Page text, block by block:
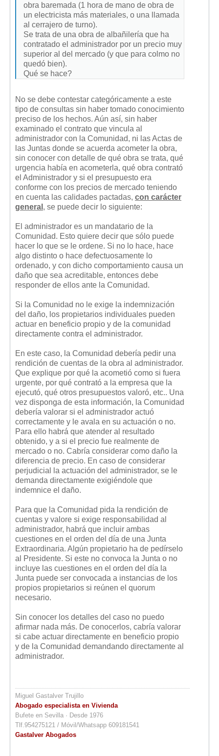
obra baremada (1 hora de mano de obra de
un electricista más materiales, o una llamada
al cerrajero de turno).
Se trata de una obra de albañilería que ha
contratado el administrador por un precio muy
superior al del mercado (y que para colmo no
quedó bien).
Qué se hace?
No se debe contestar categóricamente a este
tipo de consultas sin haber tomado conocimiento
preciso de los hechos. Aún así, sin haber
examinado el contrato que vincula al
administrador con la Comunidad, ni las Actas de
las Juntas donde se acuerda acometer la obra,
sin conocer con detalle de qué obra se trata, qué
urgencia había en acometerla, qué obra contrató
el Administrador y si el presupuesto era
conforme con los precios de mercado teniendo
en cuenta las calidades pactadas, con carácter
general , se puede decir lo siguiente:
El administrador es un mandatario de la
Comunidad. Esto quiere decir que sólo puede
hacer lo que se le ordene. Si no lo hace, hace
algo distinto o hace defectuosamente lo
ordenado, y con dicho comportamiento causa un
daño que sea acreditable, entonces debe
responder de ellos ante la Comunidad.
Si la Comunidad no le exige la indemnización
del daño, los propietarios individuales pueden
actuar en beneficio propio y de la comunidad
directamente contra el administrador.
En este caso, la Comunidad debería pedir una
rendición de cuentas de la obra al administrador.
Que explique por qué la acometió como si fuera
urgente, por qué contrató a la empresa que la
ejecutó, qué otros presupuestos valoró, etc.. Una
vez disponga de esta información, la Comunidad
debería valorar si el administrador actuó
correctamente y le avala en su actuación o no.
Para ello habrá que atender al resultado
obtenido, y a si el precio fue realmente de
mercado o no. Cabría considerar como daño la
diferencia de precio. En caso de considerar
perjudicial la actuación del administrador, se le
demanda directamente exigiéndole que
indemnice el daño.
Para que la Comunidad pida la rendición de
cuentas y valore si exige responsabilidad al
administrador, habrá que incluir ambas
cuestiones en el orden del día de una Junta
Extraordinaria. Algún propietario ha de pedírselo
al Presidente. Si este no convoca la Junta o no
incluye las cuestiones en el orden del día la
Junta puede ser convocada a instancias de los
propios propietarios si reúnen el quorum
necesario.
Sin conocer los detalles del caso no puedo
afirmar nada más. De conocerlos, cabría valorar
si cabe actuar directamente en beneficio propio
y de la Comunidad demandando directamente al
administrador.
Miguel Gastalver Trujillo
Abogado especialista en Vivienda
Bufete en Sevilla · Desde 1976
Tlf.954275121 / Móvil/Whatsapp 609181541
Gastalver Abogados